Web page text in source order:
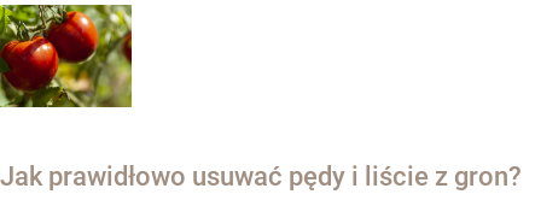
Jak prawidłowo usuwać pędy i liście z gron?